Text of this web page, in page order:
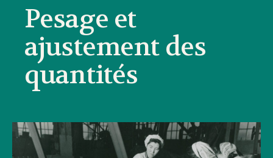
Pesage et
ajustement des
quantités